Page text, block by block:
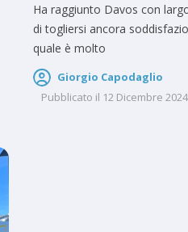
Ha raggiunto Davos con
di togliersi ancora
quale è molto
Giorgio Capodaglio
Pubblicato il 12 Dicembre 2024